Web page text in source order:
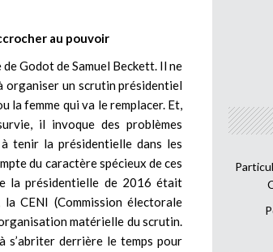
au pouvoir
Godot de Samuel Beckett. Il ne
organiser un scrutin présidentiel
la femme qui va le remplacer. Et,
il invoque des problèmes
tenir la présidentielle dans les
du caractère spécieux de ces
la présidentielle de 2016 était
CENI (Commission électorale
matérielle du scrutin.
s’abriter derrière le temps pour